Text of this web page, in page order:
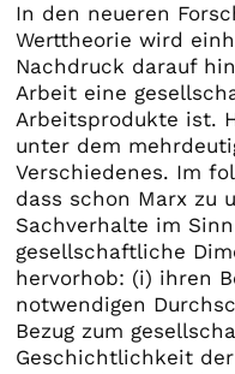
In den neueren
Werttheorie wird
Nachdruck darauf
Arbeit eine
Arbeitsprodukte ist.
unter dem
Verschiedenes. Im
dass schon Marx zu
Sachverhalte im
gesellschaftliche
hervorhob: (i) ihren
notwendigen
Bezug zum
Geschichtlichkeit